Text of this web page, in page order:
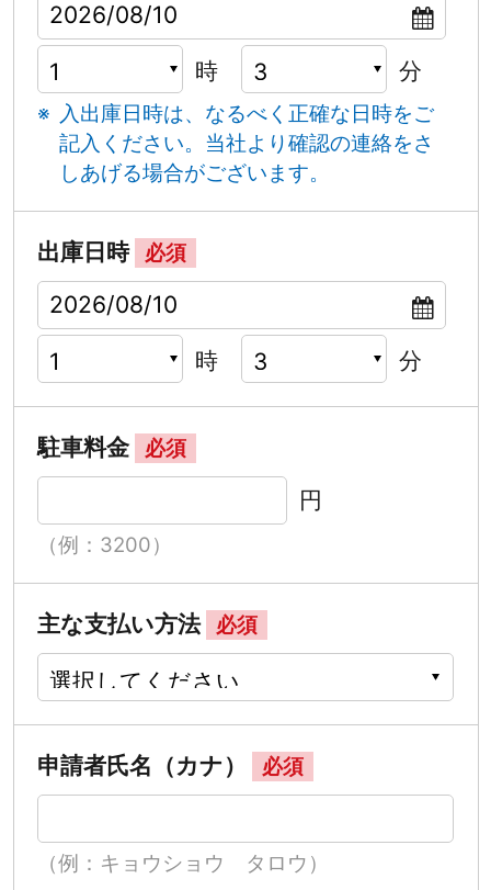
時 分
入出庫日時は、なるべく正確な日時をご
記入ください。 当社より確認の連絡をさ
しあげる場合がございます。
出庫日時 必須
時 分
駐車料金 必須
円
（例：3200）
主な支払い方法 必須
申請者氏名（カナ） 必須
（例：キョウショウ タロウ）